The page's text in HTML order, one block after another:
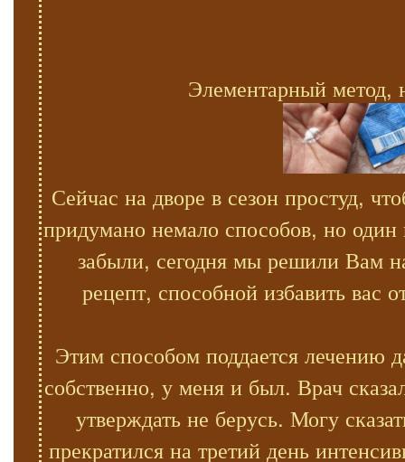
Элементарный метод,
Сейчас на дворе в сезон простуд,
придумано немало способов, но
забыли, сегодня мы решили Вам
рецепт, способной избавить вас
Этим способом поддается лечению
собственно, у меня и был. Врач
утверждать не берусь. Могу
прекратился на третий день